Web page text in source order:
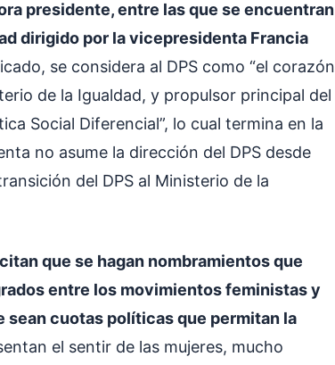
presidente, entre las que se encuentran
dirigido por la vicepresidenta Francia
se considera al DPS como “el corazón
de la Igualdad, y propulsor principal del
Social Diferencial”, lo cual termina en la
no asume la dirección del DPS desde
del DPS al Ministerio de la
que se hagan nombramientos que
entre los movimientos feministas y
sean cuotas políticas que permitan la
el sentir de las mujeres, mucho